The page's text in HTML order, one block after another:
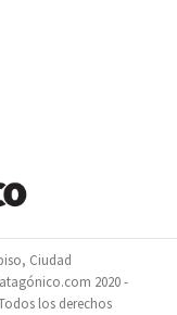
Ciudad
2020 -
los derechos